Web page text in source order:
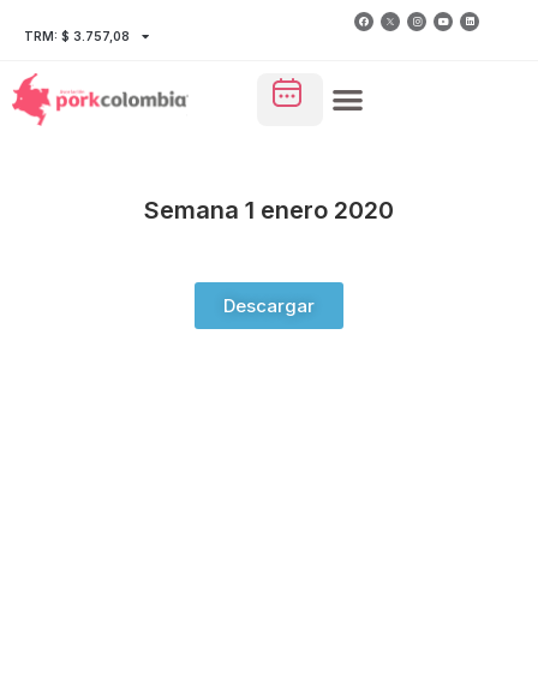
TRM: $ 3.757,08
Semana 1 enero 2020
Descargar